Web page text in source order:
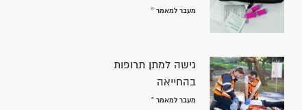
מעבר למאמר »
גישה למתן תרופות
בהחייאה
מעבר למאמר »